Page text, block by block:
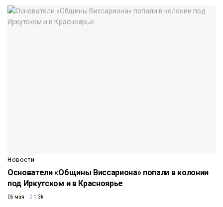
Новости
Основатели «Общины Виссариона» попали в колонии
под Иркутском и в Красноярье
05 мая 1.3k